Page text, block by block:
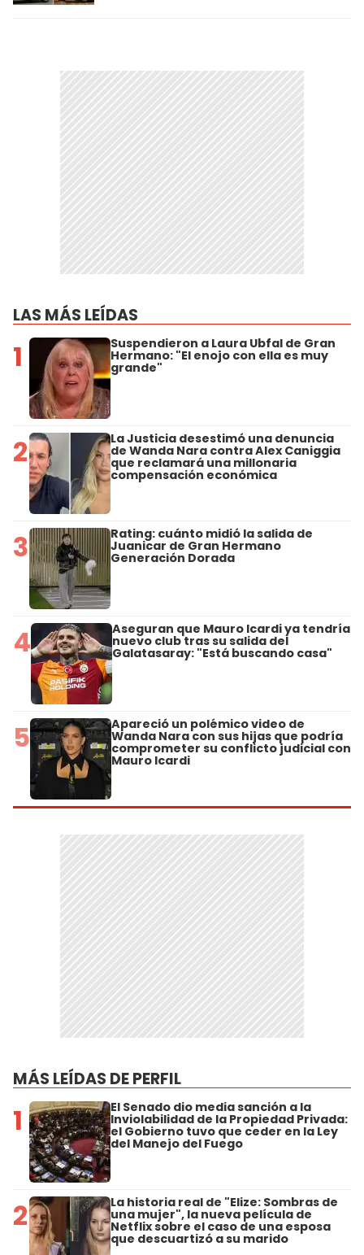
LAS MÁS LEÍDAS
1 Suspendieron a Laura Ubfal de Gran
Hermano: "El enojo con ella es muy
grande"
2 La Justicia desestimó una denuncia
de Wanda Nara contra Alex Caniggia
que reclamará una millonaria
compensación económica
3 Rating: cuánto midió la salida de
Juanicar de Gran Hermano
Generación Dorada
4 Aseguran que Mauro Icardi ya tendría
nuevo club tras su salida del
Galatasaray: "Está buscando casa"
5 Apareció un polémico video de
Wanda Nara con sus hijas que podría
comprometer su conflicto judicial con
Mauro Icardi
MÁS LEÍDAS DE PERFIL
1 El Senado dio media sanción a la
Inviolabilidad de la Propiedad Privada:
el Gobierno tuvo que ceder en la Ley
del Manejo del Fuego
2 La historia real de "Elize: Sombras de
una mujer", la nueva película de
Netflix sobre el caso de una esposa
que descuartizó a su marido